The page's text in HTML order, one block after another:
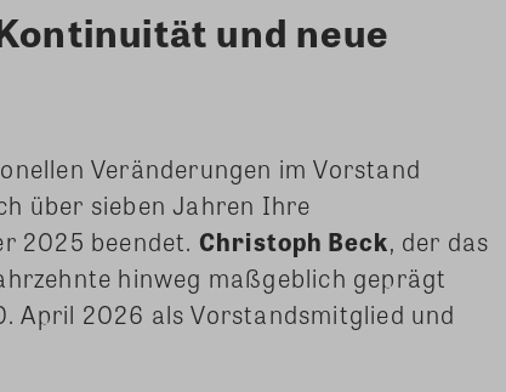
und neue
Veränderungen im Vorstand
über sieben Jahren Ihre
2025 beendet. Christoph Beck, der das
hinweg maßgeblich geprägt
April 2026 als Vorstandsmitglied und